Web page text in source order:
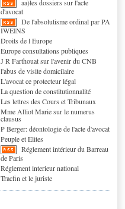
aa)les dossiers sur l'acte
d'avocat
De l'absolutisme ordinal par PA
IWEINS
Droits de l Europe
Europe consultations publiques
J R Farthouat sur l'avenir du CNB
l'abus de visite domicilaire
L'avocat ce protecteur légal
La question de constitutionnalité
Les lettres des Cours et Tribunaux
Mme Alliot Marie sur le numerus
clausus
P Berger: déontologie de l'acte d'avocat
Peuple et Elites
Réglement intérieur du Barreau
de Paris
Réglement interieur national
Tracfin et le juriste